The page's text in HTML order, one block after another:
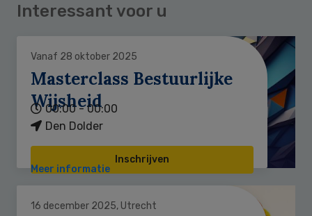
Interessant voor u
Vanaf 28 oktober 2025
Masterclass Bestuurlijke
Wijsheid
00:00 - 00:00
Den Dolder
Inschrijven
Meer informatie
16 december 2025, Utrecht